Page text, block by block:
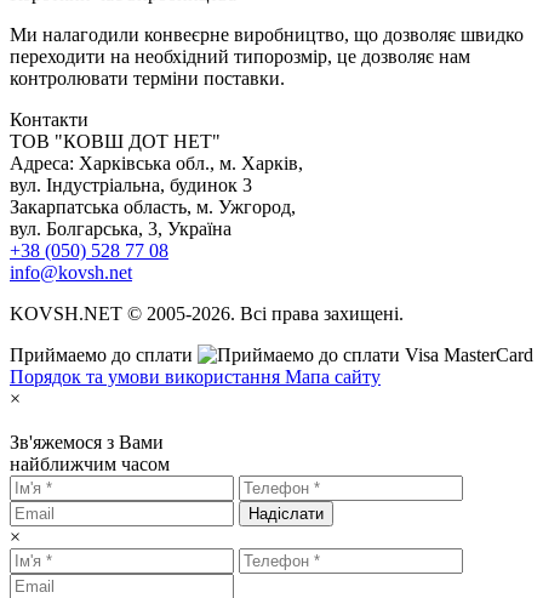
Ми налагодили конвеєрне виробництво, що дозволяє швидко
переходити на необхідний типорозмір, це дозволяє нам
контролювати терміни поставки.
Контакти
TOB "КОВШ ДОТ НЕТ"
Адреса: Харківська обл., м. Харків,
вул. Індустріальна, будинок 3
Закарпатська область, м. Ужгород,
вул. Болгарська, 3, Україна
+38 (050) 528 77 08
info@kovsh.net
KOVSH.NET © 2005-2026. Всі права захищені.
Приймаемо до сплати
Порядок та умови використання Мапа сайту
×
Зв'яжемося з Вами
найближчим часом
Надіслати
×